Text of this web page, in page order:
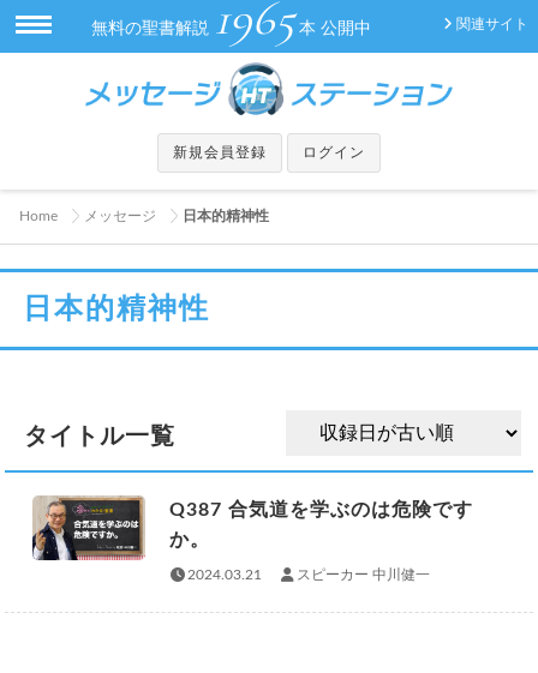
関連サイト
無料の聖書解説 1965 本 公開中
新規会員登録 ログイン
Home メッセージ 日本的精神性
日本的精神性
タイトル一覧
Q387 合気道を学ぶのは危険です
か。
2024.03.21 スピーカー 中川健一